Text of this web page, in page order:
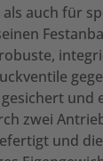
auch für
und
zwei
und